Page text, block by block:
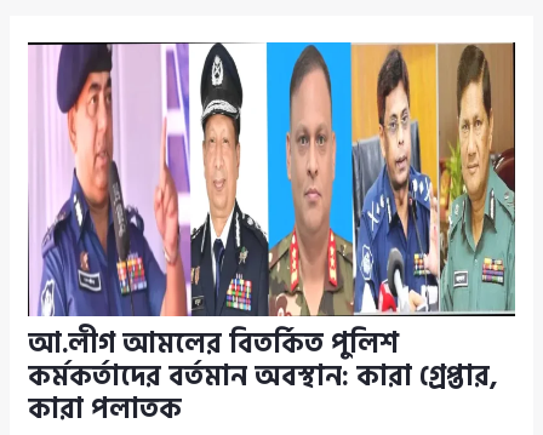
আ.লীগ আমলের বিতর্কিত পুলিশ
কর্মকর্তাদের বর্তমান অবস্থান: কারা গ্রেপ্তার,
কারা পলাতক